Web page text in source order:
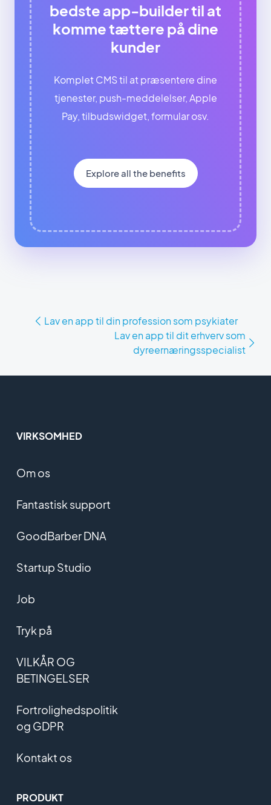
bedste app-builder til at
komme tættere på dine
kunder
Komplet CMS til at præsentere dine
tjenester, push-meddelelser, Apple
Pay, tilbudswidget, formular osv.
Explore all the benefits
Lav en app til din profession som psykiater
Lav en app til dit erhverv som
dyreernæringsspecialist
VIRKSOMHED
Om os
Fantastisk support
GoodBarber DNA
Startup Studio
Job
Tryk på
VILKÅR OG
BETINGELSER
Fortrolighedspolitik
og GDPR
Kontakt os
PRODUKT